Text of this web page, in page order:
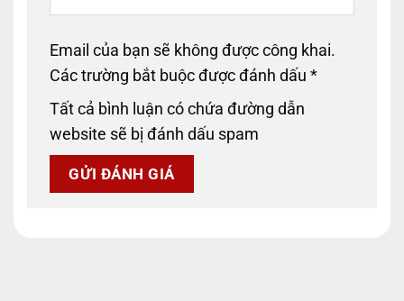
Email của bạn sẽ không được công khai.
Các trường bắt buộc được đánh dấu *
Tất cả bình luận có chứa đường dẫn
website sẽ bị đánh dấu spam